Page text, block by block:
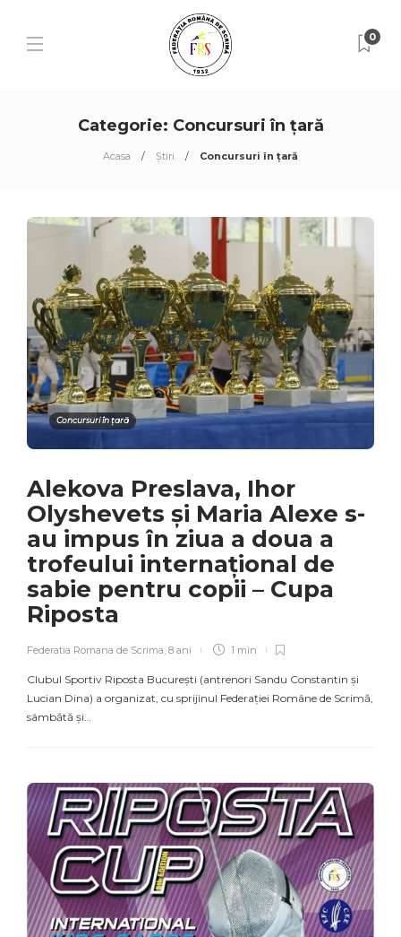
0
Categorie: Concursuri în țară
Acasa Știri Concursuri în țară
Concursuri în țară
Alekova Preslava, Ihor
Olyshevets și Maria Alexe s-
au impus în ziua a doua a
trofeului internațional de
sabie pentru copii – Cupa
Riposta
Federatia Romana de Scrima 8 ani 1 min
Clubul Sportiv Riposta București (antrenori Sandu Constantin și
Lucian Dina) a organizat, cu sprijinul Federației Române de Scrimă,
sâmbătă și…